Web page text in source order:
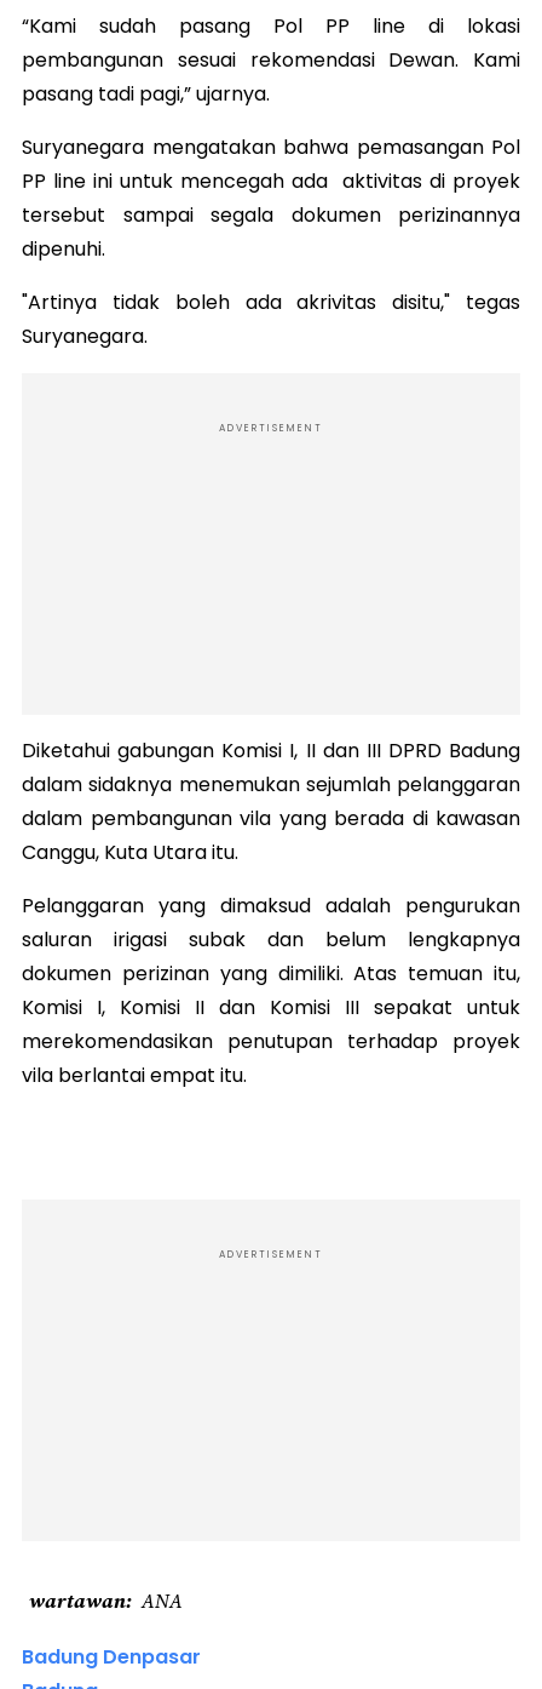
“Kami sudah pasang Pol PP line di lokasi
pembangunan sesuai rekomendasi Dewan. Kami
pasang tadi pagi,” ujarnya.
Suryanegara mengatakan bahwa pemasangan Pol
PP line ini untuk mencegah ada aktivitas di proyek
tersebut sampai segala dokumen perizinannya
dipenuhi.
"Artinya tidak boleh ada akrivitas disitu," tegas
Suryanegara.
ADVERTISEMENT
Diketahui gabungan Komisi I, II dan III DPRD Badung
dalam sidaknya menemukan sejumlah pelanggaran
dalam pembangunan vila yang berada di kawasan
Canggu, Kuta Utara itu.
Pelanggaran yang dimaksud adalah pengurukan
saluran irigasi subak dan belum lengkapnya
dokumen perizinan yang dimiliki. Atas temuan itu,
Komisi I, Komisi II dan Komisi III sepakat untuk
merekomendasikan penutupan terhadap proyek
vila berlantai empat itu.
ADVERTISEMENT
wartawan ANA
Badung Denpasar